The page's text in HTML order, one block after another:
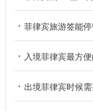
菲律宾旅游签能
入境菲律宾最方
出境菲律宾时候